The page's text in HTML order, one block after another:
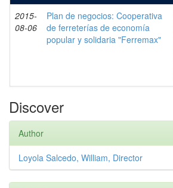
2015-
08-06
Plan de negocios: Cooperativa
de ferreterías de economía
popular y solidaria "Ferremax"
Discover
Author
Loyola Salcedo, William, Director